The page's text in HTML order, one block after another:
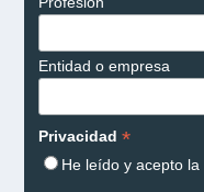
Entidad o empresa
Privacidad *
He leído y acepto la